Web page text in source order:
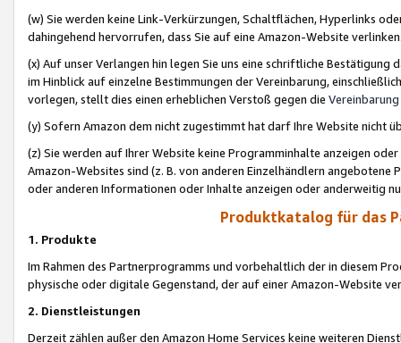
(w) Sie werden keine Link-Verkürzungen, Schaltflächen, Hyperlinks
dahingehend hervorrufen, dass Sie auf eine Amazon-Website
(x) Auf unser Verlangen hin legen Sie uns eine schriftliche
im Hinblick auf einzelne Bestimmungen der Vereinbarung,
vorlegen, stellt dies einen erheblichen Verstoß gegen die Vereinbarung
(y) Sofern Amazon dem nicht zugestimmt hat darf Ihre Website nicht
(z) Sie werden auf Ihrer Website keine Programminhalte anzeigen
Amazon-Websites sind (z. B. von anderen Einzelhändlern
oder anderen Informationen oder Inhalte anzeigen oder anderweitig
Produktkatalog für das
1. Produkte
Im Rahmen des Partnerprogramms und vorbehaltlich der in diesem
physische oder digitale Gegenstand, der auf einer Amazon-Website
2. Dienstleistungen
Derzeit zählen außer den Amazon Home Services keine weiteren